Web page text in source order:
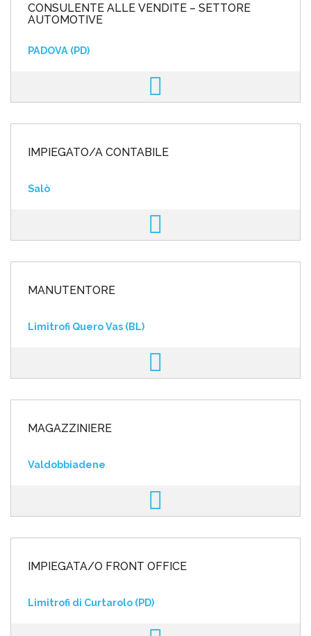
CONSULENTE ALLE VENDITE – SETTORE
AUTOMOTIVE
PADOVA (PD)
IMPIEGATO/A CONTABILE
Salò
MANUTENTORE
Limitrofi Quero Vas (BL)
MAGAZZINIERE
Valdobbiadene
IMPIEGATA/O FRONT OFFICE
Limitrofi di Curtarolo (PD)